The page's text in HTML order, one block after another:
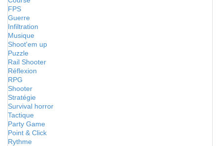
FPS
Guerre
Infiltration
Musique
Shoot'em up
Puzzle
Rail Shooter
Réflexion
RPG
Shooter
Stratégie
Survival horror
Tactique
Party Game
Point & Click
Rythme